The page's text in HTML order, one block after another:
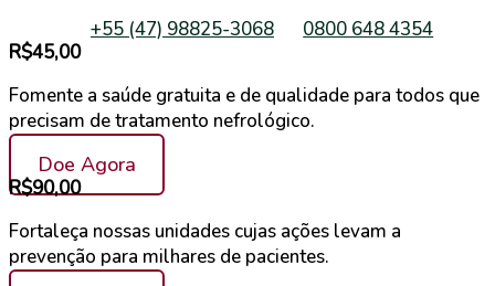
+55 (47) 98825-3068
0800 648 4354
R$45,00
Fomente a saúde gratuita e de qualidade para todos que
precisam de tratamento nefrológico.
Doe Agora
R$90,00
Fortaleça nossas unidades cujas ações levam a
prevenção para milhares de pacientes.